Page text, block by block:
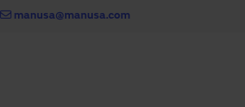
manusa@manusa.com